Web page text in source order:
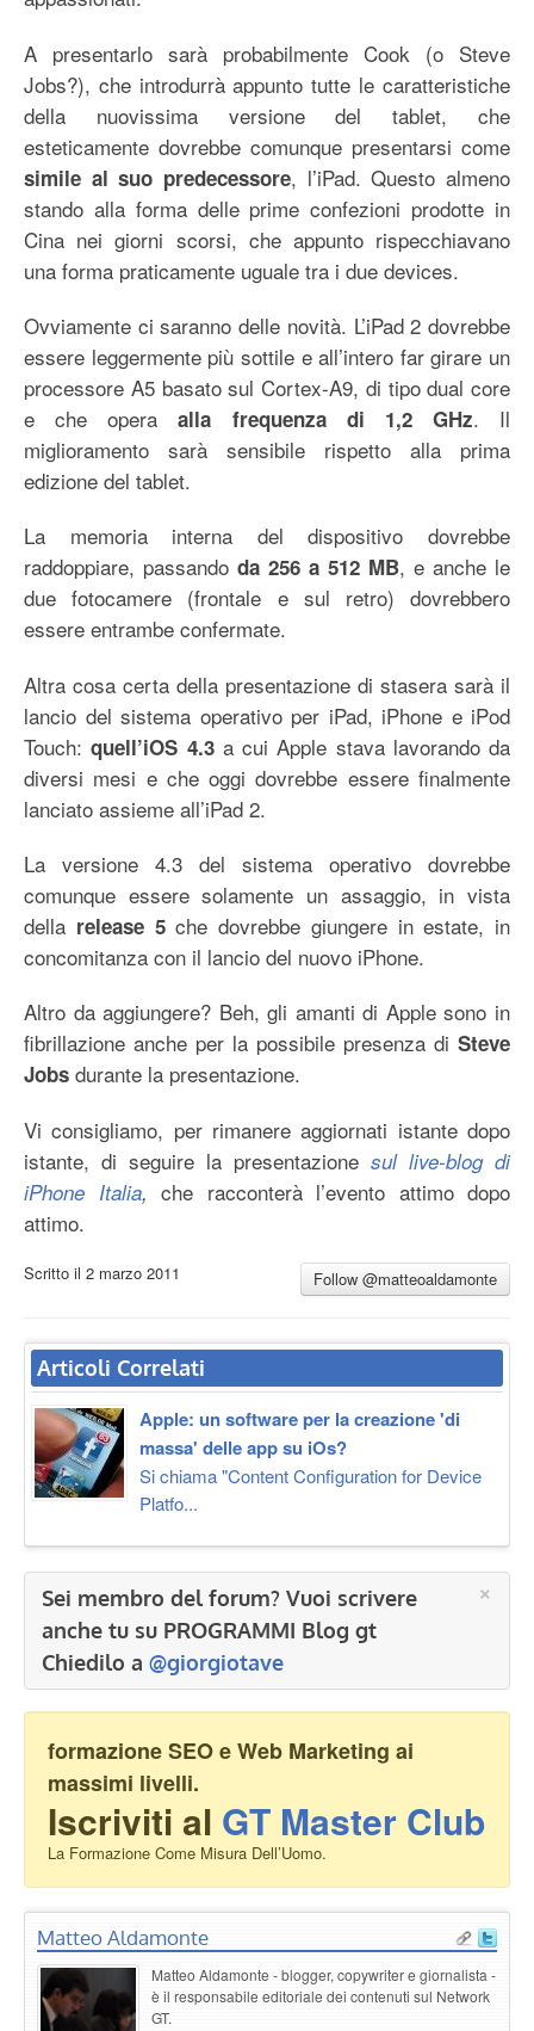
A presentarlo sarà probabilmente Cook (o Steve
Jobs?), che introdurrà appunto tutte le caratteristiche
della nuovissima versione del tablet, che
esteticamente dovrebbe comunque presentarsi come
simile al suo predecessore, l’iPad. Questo almeno
stando alla forma delle prime confezioni prodotte in
Cina nei giorni scorsi, che appunto rispecchiavano
una forma praticamente uguale tra i due devices.
Ovviamente ci saranno delle novità. L’iPad 2 dovrebbe
essere leggermente più sottile e all’intero far girare un
processore A5 basato sul Cortex-A9, di tipo dual core
e che operaalla frequenza di 1,2 GHz. Il
miglioramento sarà sensibile rispetto alla prima
edizione del tablet.
La memoria interna del dispositivo dovrebbe
raddoppiare, passando da 256 a 512 MB, e anche le
due fotocamere (frontale e sul retro) dovrebbero
essere entrambe confermate.
Altra cosa certa della presentazione di stasera sarà il
lancio del sistema operativo per iPad, iPhone e iPod
Touch:quell’iOS 4.3 a cui Apple stava lavorando da
diversi mesi e che oggi dovrebbe essere finalmente
lanciato assieme all’iPad 2.
La versione 4.3 del sistema operativo dovrebbe
comunque essere solamente un assaggio, in vista
della release 5che dovrebbe giungere in estate, in
concomitanza con il lancio del nuovo iPhone.
Altro da aggiungere? Beh, gli amanti di Apple sono in
fibrillazione anche per la possibile presenza di Steve
Jobs durante la presentazione.
Vi consigliamo, per rimanere aggiornati istante dopo
istante, di seguire la presentazione sul live-blog di
iPhone Italia, che racconterà l’evento attimo dopo
attimo.
Scritto il 2 marzo 2011 Follow @matteoaldamonte
Articoli Correlati
Apple: un software per la creazione 'di
massa' delle app su iOs?
Si chiama "Content Configuration for Device
Platfo...
×
Sei membro del forum? Vuoi scrivere
anche tu su PROGRAMMI Blog gt
Chiedilo a @giorgiotave
formazione SEO e Web Marketing ai
massimi livelli.
Iscriviti al GT Master Club
La Formazione Come Misura Dell’Uomo.
Matteo Aldamonte
Matteo Aldamonte - blogger, copywriter e giornalista -
è il responsabile editoriale dei contenuti sul Network
GT.